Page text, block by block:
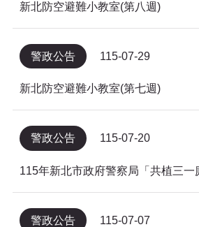
新北防空避難小教室(第八週)
警政公告 115-07-29
新北防空避難小教室(第七週)
警政公告 115-07-20
警政公告 115-07-07